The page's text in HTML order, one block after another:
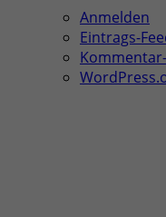
Anmelden
Eintrags-